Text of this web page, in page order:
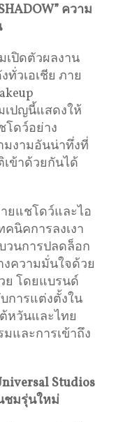
ความ
เปิดตัวผลงาน
วเอเชีย ภาย
เปญนี้แสดงให้
โดว์อย่าง
งามอันน่าทึ่งที่
ข้าด้วยกันได้
ยแชโดว์และไอ
นิคการลงเงา
วนการปลดล็อก
งความมั่นใจด้วย
ย โดยแบรนด์
การแต่งตั้งใน
หวันและไทย
และการเข้าถึง
Studios
ชมรุ่นใหม่